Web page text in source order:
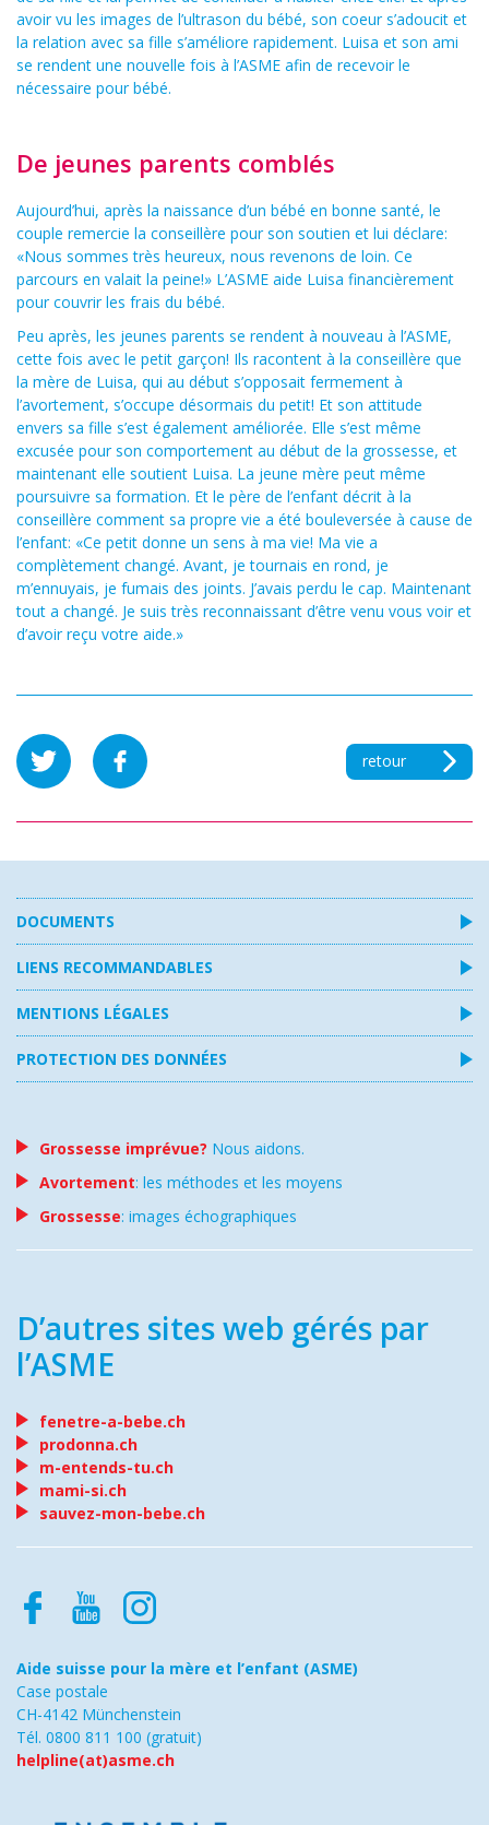
avoir vu les images de l’ultrason du bébé, son coeur s’adoucit et
la relation avec sa fille s’améliore rapidement. Luisa et son ami
se rendent une nouvelle fois à l’ASME afin de recevoir le
nécessaire pour bébé.
De jeunes parents comblés
Aujourd’hui, après la naissance d’un bébé en bonne santé, le
couple remercie la conseillère pour son soutien et lui déclare:
«Nous sommes très heureux, nous revenons de loin. Ce
parcours en valait la peine!» L’ASME aide Luisa financièrement
pour couvrir les frais du bébé.
Peu après, les jeunes parents se rendent à nouveau à l’ASME,
cette fois avec le petit garçon! Ils racontent à la conseillère que
la mère de Luisa, qui au début s’opposait fermement à
l’avortement, s’occupe désormais du petit! Et son attitude
envers sa fille s’est également améliorée. Elle s’est même
excusée pour son comportement au début de la grossesse, et
maintenant elle soutient Luisa. La jeune mère peut même
poursuivre sa formation. Et le père de l’enfant décrit à la
conseillère comment sa propre vie a été bouleversée à cause de
l’enfant: «Ce petit donne un sens à ma vie! Ma vie a
complètement changé. Avant, je tournais en rond, je
m’ennuyais, je fumais des joints. J’avais perdu le cap. Maintenant
tout a changé. Je suis très reconnaissant d’être venu vous voir et
d’avoir reçu votre aide.»
retour
DOCUMENTS
LIENS RECOMMANDABLES
MENTIONS LÉGALES
PROTECTION DES DONNÉES
Grossesse imprévue? Nous aidons.
Avortement: les méthodes et les moyens
Grossesse: images échographiques
D’autres sites web gérés par
l’ASME
fenetre-a-bebe.ch
prodonna.ch
m-entends-tu.ch
mami-si.ch
sauvez-mon-bebe.ch
Aide suisse pour la mère et l’enfant (ASME)
Case postale
CH-4142 Münchenstein
Tél. 0800 811 100 (gratuit)
helpline(at)asme.ch